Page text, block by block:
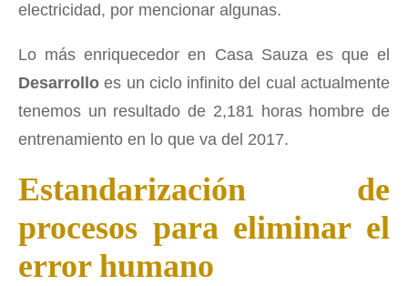
electricidad, por mencionar algunas.
Lo más enriquecedor en Casa Sauza es que el
Desarrollo es un ciclo infinito del cual actualmente
tenemos un resultado de 2,181 horas hombre de
entrenamiento en lo que va del 2017.
Estandarización de
procesos para eliminar el
error humano